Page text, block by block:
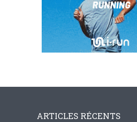
ARTICLES RÉCENTS